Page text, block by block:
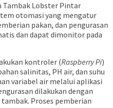
Lobster Pintar
otomasi yang mengatur
pakan, dan pengurasan
dan dapat dimonitor pada
kontroler (RaspberryPi)
salinitas, PH air, dan suhu
variabel air melalui aplikasi
dilakukan dengan
Proses pemberian